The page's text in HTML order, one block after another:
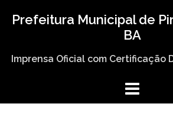
Prefeitura Municipal de
BA
Imprensa Oficial com Certificação